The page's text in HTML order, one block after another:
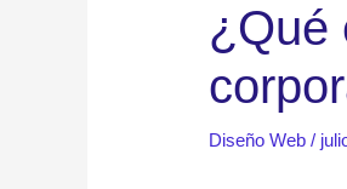
¿Qué
Diseño Web /